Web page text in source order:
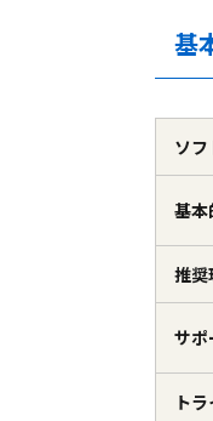
基
ソフ
基
推奨
サポ
ト